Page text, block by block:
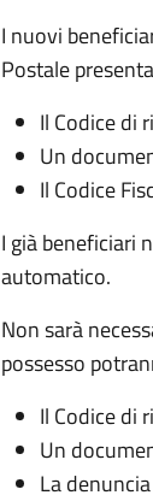
I nuovi
Postale
Il Codice di
Un
Il Codice
I già beneficiari
automatico.
Non sarà
possesso
Il Codice di
Un
La